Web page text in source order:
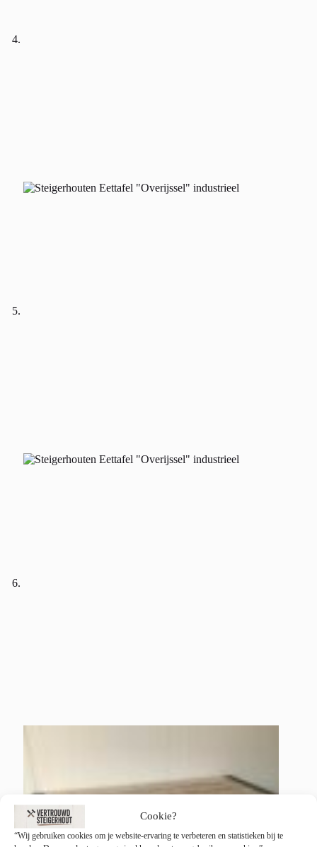
Cookie?
“Wij gebruiken cookies om je website-ervaring te verbeteren en statistieken bij te